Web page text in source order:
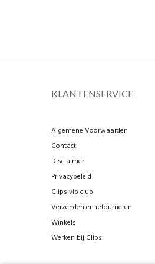
KLANTENSERVICE
Algemene Voorwaarden
Contact
Disclaimer
Privacybeleid
Clips vip club
Verzenden en retourneren
Winkels
Werken bij Clips